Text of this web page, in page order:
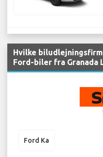
Hvilke
Ford-biler fra Granada
Ford Ka